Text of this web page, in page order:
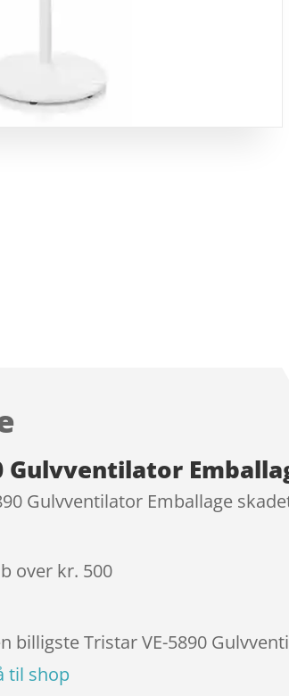
Gulvventilator
Gulvventilator Emballage
over kr. 500
billigste Tristar VE-5890
til shop